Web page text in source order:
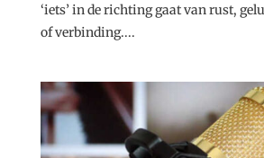
‘iets’ in de richting gaat van rust,
of verbinding....